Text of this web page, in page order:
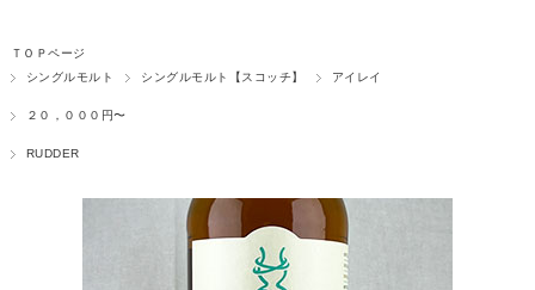
ＴＯＰページ
シングルモルト
シングルモルト【スコッチ】 アイレイ
２０，０００円〜
RUDDER